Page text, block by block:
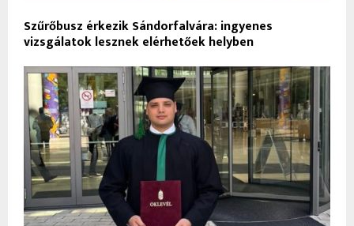
Szűrőbusz érkezik Sándorfalvára: ingyenes
vizsgálatok lesznek elérhetőek helyben